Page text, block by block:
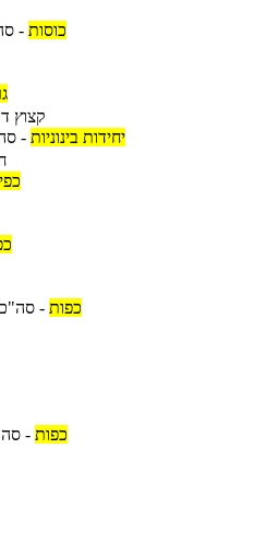
כוסות -
קצוץ
יחידות בינוניות -
כפות - סה"כ
כפות -